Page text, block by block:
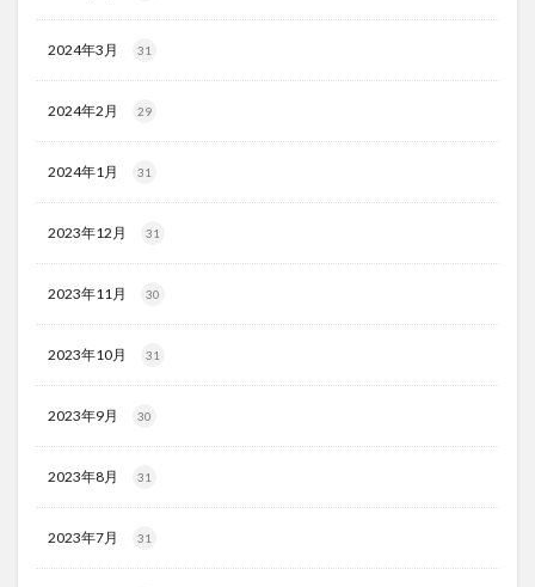
2024年3月 31
2024年2月 29
2024年1月 31
2023年12月 31
2023年11月 30
2023年10月 31
2023年9月 30
2023年8月 31
2023年7月 31